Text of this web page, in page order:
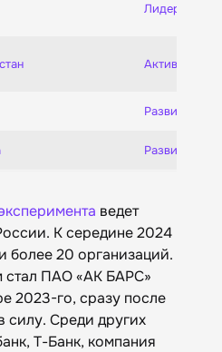
Лидер
Активный
ведет
К середине 2024
более 20 организаций.
стал ПАО «АК БАРС»
2023-го, сразу после
силу. Среди других
Т-Банк, компания